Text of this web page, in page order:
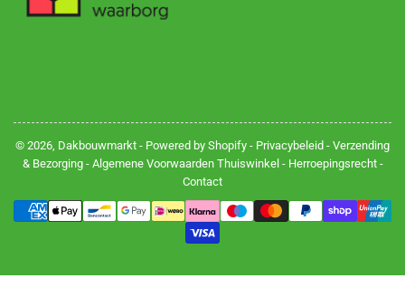
© 2026, Dakbouwmarkt - Powered by Shopify - Privacybeleid - Verzending
& Bezorging- Algemene Voorwaarden Thuiswinkel- Herroepingsrecht-
Contact
Betalingsmethoden